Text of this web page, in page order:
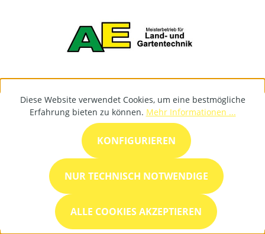
Diese Website verwendet Cookies, um eine bestmögliche
Erfahrung bieten zu können. Mehr Informationen ...
NUR TECHNISCH NOTWENDIGE
KONFIGURIEREN
ALLE COOKIES AKZEPTIEREN